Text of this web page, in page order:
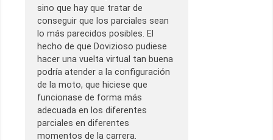
sino que hay que tratar de
conseguir que los parciales sean
lo más parecidos posibles. El
hecho de que Dovizioso pudiese
hacer una vuelta virtual tan buena
podría atender a la configuración
de la moto, que hiciese que
funcionase de forma más
adecuada en los diferentes
parciales en diferentes
momentos de la carrera.